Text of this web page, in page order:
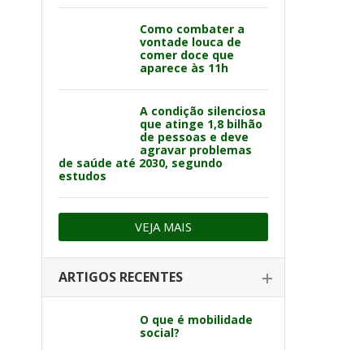
Como combater a
vontade louca de
comer doce que
aparece às 11h
A condição silenciosa
que atinge 1,8 bilhão
de pessoas e deve
agravar problemas
de saúde até 2030, segundo
estudos
VEJA MAIS
ARTIGOS RECENTES
O que é mobilidade
social?